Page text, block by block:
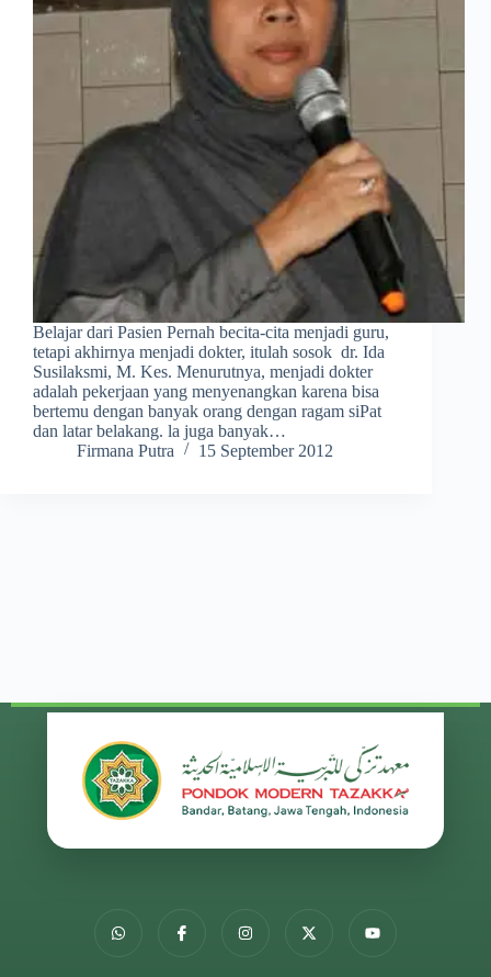
Belajar dari Pasien Pernah becita-cita menjadi guru,
tetapi akhirnya menjadi dokter, itulah sosok dr. Ida
Susilaksmi, M. Kes. Menurutnya, menjadi dokter
adalah pekerjaan yang menyenangkan karena bisa
bertemu dengan banyak orang dengan ragam siPat
dan latar belakang. la juga banyak…
Firmana Putra
15 September 2012